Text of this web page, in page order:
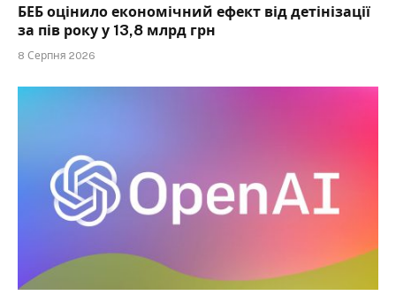
БЕБ оцінило економічний ефект від детінізації
за пів року у 13,8 млрд грн
8 Серпня 2026